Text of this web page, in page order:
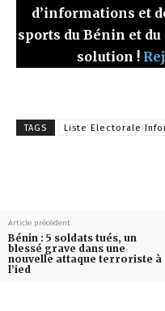
d’informations et
sports du Bénin et du
solution !
TAGS Liste Electorale
Article précédent
Bénin : 5 soldats tués, un
blessé grave dans une
nouvelle attaque terroriste à
l’ied